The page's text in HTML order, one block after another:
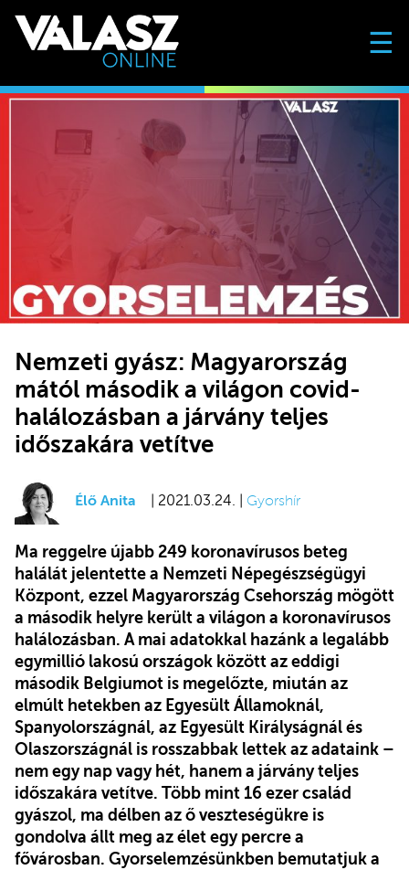
☰
Nemzeti gyász: Magyarország
mától második a világon covid-
halálozásban a járvány teljes
időszakára vetítve
Élő Anita | 2021.03.24. | Gyorshír
Ma reggelre újabb 249 koronavírusos beteg
halálát jelentette a Nemzeti Népegészségügyi
Központ, ezzel Magyarország Csehország mögött
a második helyre került a világon a koronavírusos
halálozásban. A mai adatokkal hazánk a legalább
egymillió lakosú országok között az eddigi
második Belgiumot is megelőzte, miután az
elmúlt hetekben az Egyesült Államoknál,
Spanyolországnál, az Egyesült Királyságnál és
Olaszországnál is rosszabbak lettek az adataink –
nem egy nap vagy hét, hanem a járvány teljes
időszakára vetítve. Több mint 16 ezer család
gyászol, ma délben az ő veszteségükre is
gondolva állt meg az élet egy percre a
fővárosban. Gyorselemzésünkben bemutatjuk a